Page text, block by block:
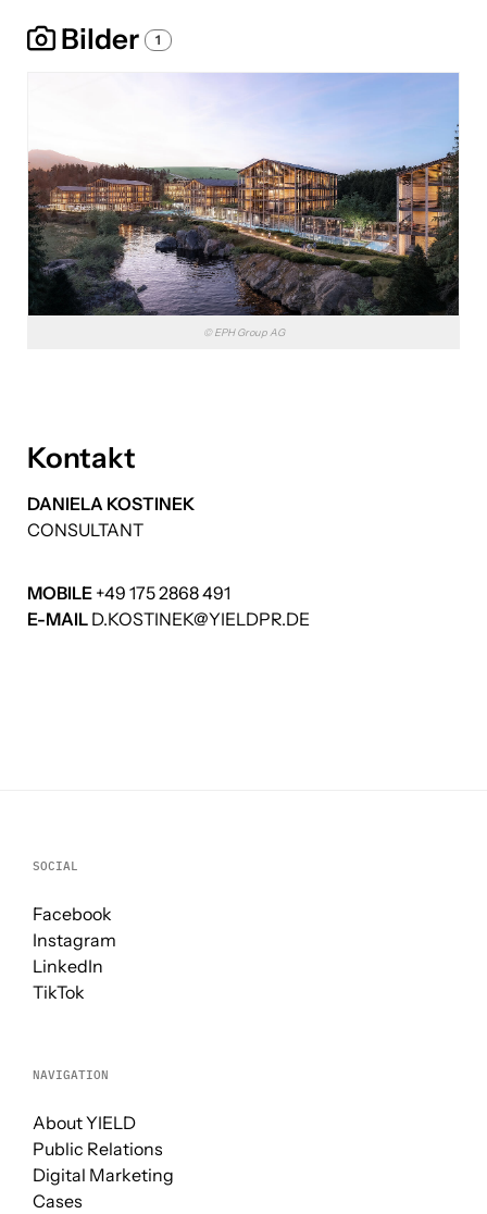
Bilder 1
© EPH Group AG
Kontakt
DANIELA KOSTINEK
CONSULTANT
MOBILE +49 175 2868 491
E-MAIL D.KOSTINEK@YIELDPR.DE
SOCIAL
Facebook
Instagram
LinkedIn
TikTok
NAVIGATION
About YIELD
Public Relations
Digital Marketing
Cases